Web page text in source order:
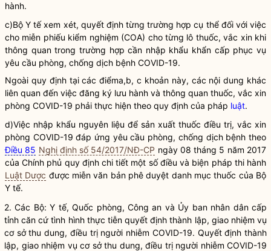
hành.
c)Bộ Y tế xem xét, quyết định từng trường hợp cụ thể đối với việc
cho miễn phiếu kiểm nghiệm (COA) cho từng lô thuốc, vắc xin khi
thông quan trong trường hợp cần nhập khẩu khẩn cấp phục vụ
yêu cầu phòng, chống dịch bệnh COVID-19.
Ngoài quy định tại các điểma,b, c khoản này, các nội dung khác
liên quan đến việc đăng ký lưu hành và thông quan thuốc, vắc xin
phòng COVID-19 phải thực hiện theo quy định của pháp luật.
d)Việc nhập khẩu nguyên liệu để sản xuất thuốc điều trị, vắc xin
phòng COVID-19 đáp ứng yêu cầu phòng, chống dịch bệnh theo
Điều 85 Nghị định số 54/2017/NĐ-CP ngày 08 tháng 5 năm 2017
của Chính phủ quy định chi tiết một số điều và biện pháp thi hành
Luật Dược được miễn văn bản phê duyệt danh mục thuốc của Bộ
Y tế.
2. Các Bộ: Y tế, Quốc phòng, Công an và Ủy ban nhân dân cấp
tỉnh căn cứ tình hình thực tiễn quyết định thành lập, giao nhiệm vụ
cơ sở thu dung, điều trị người nhiễm COVID-19. Quyết định thành
lập, giao nhiệm vụ cơ sở thu dung, điều trị người nhiễm COVID-19